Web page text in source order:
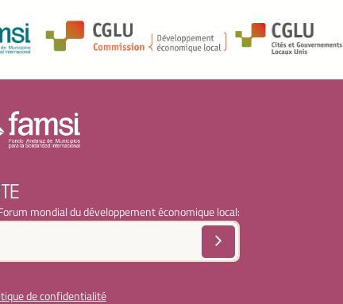
mondial du développement économique local:
de confidentialité